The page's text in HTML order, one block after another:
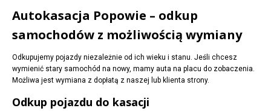
Autokasacja Popowie – odkup
samochodów z możliwością wymiany
Odkupujemy pojazdy niezależnie od ich wieku i stanu. Jeśli chcesz
wymienić stary samochód na nowy, mamy auta na placu do zobaczenia.
Możliwa jest wymiana z dopłatą z naszej lub klienta strony.
Odkup pojazdu do kasacji